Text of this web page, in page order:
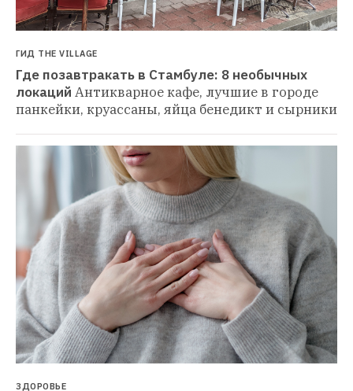
ГИД THE VILLAGE
Где позавтракать в Стамбуле: 8 необычных
локаций Антикварное кафе, лучшие в городе
панкейки, круассаны, яйца бенедикт и сырники
ЗДОРОВЬЕ